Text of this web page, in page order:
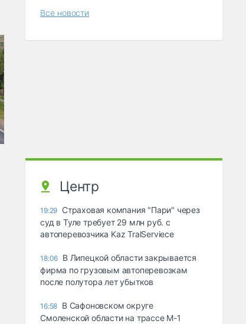
Все новости
Центр
19:29 Страховая компания "Пари" через
суд в Туле требует 29 млн руб. с
автоперевозчика Kaz TralServiece
18:06 В Липецкой области закрывается
фирма по грузовым автоперевозкам
после полутора лет убытков
16:58 В Сафоновском округе
Смоленской области на трассе М-1